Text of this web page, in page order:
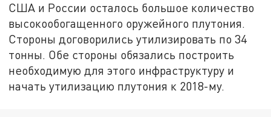
США и России осталось большое количество
высокообогащенного оружейного плутония.
Стороны договорились утилизировать по 34
тонны. Обе стороны обязались построить
необходимую для этого инфраструктуру и
начать утилизацию плутония к 2018-му.